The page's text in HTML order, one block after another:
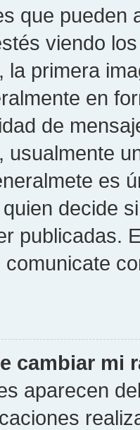
que pueden
viendo
la primera
en
de
usualmente
es
decide
publicadas.
cambiar mi
aparecen